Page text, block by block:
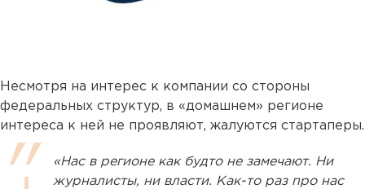
Несмотря на интерес к компании со стороны
федеральных структур, в «домашнем» регионе
интереса к ней не проявляют, жалуются стартаперы.
«Нас в регионе как будто не замечают. Ни
журналисты, ни власти. Как-то раз про нас